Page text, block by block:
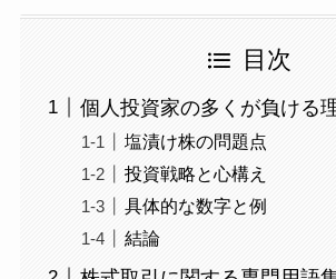
目次
個人投資家の多くが負ける
塩漬け株の問題点
投資戦略と心構え
具体的な数字と例
結論